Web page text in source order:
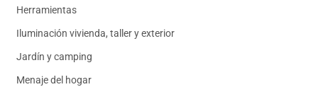
Herramientas
Iluminación vivienda, taller y exterior
Jardín y camping
Menaje del hogar